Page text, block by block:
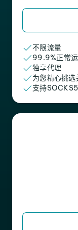
不限流量
99.9%正常
独享代理
为您精心挑选
支持SOCKS5